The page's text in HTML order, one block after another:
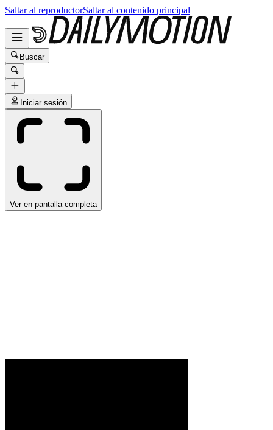
Saltar al reproductorSaltar al contenido principal
Buscar
Iniciar sesión
Ver en pantalla completa